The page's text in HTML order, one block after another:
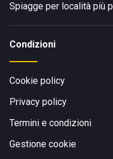
Spiagge per località più
Condizioni
Cookie policy
Privacy policy
Termini e condizioni
Gestione cookie